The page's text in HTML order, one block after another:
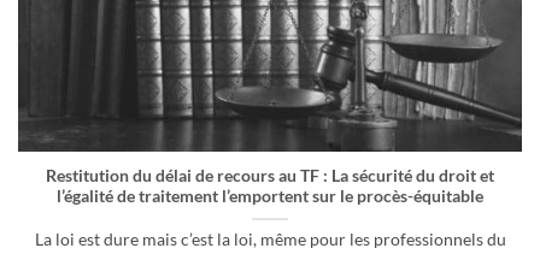
Restitution du délai de recours au TF : La sécurité du droit et
l’égalité de traitement l’emportent sur le procès-équitable
La loi est dure mais c’est la loi, même pour les professionnels du